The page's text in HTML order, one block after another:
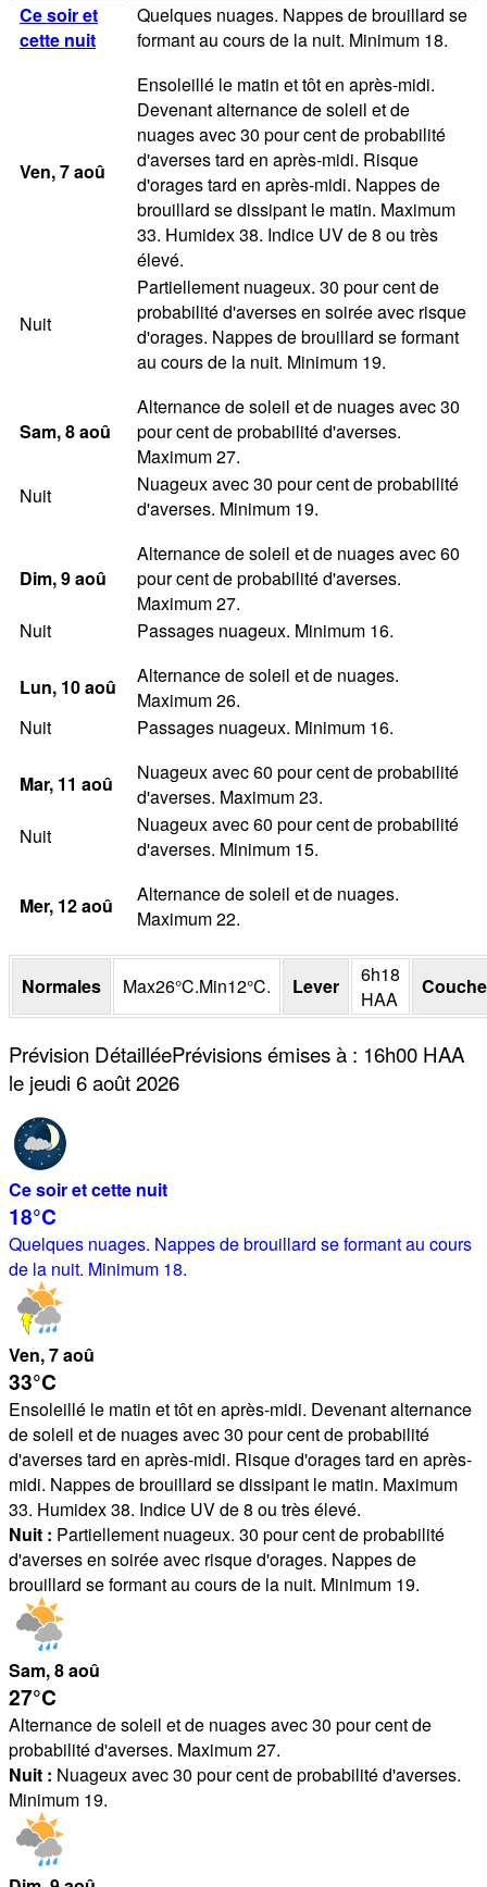
Ce soir et
cette nuit
Quelques nuages. Nappes de brouillard se
formant au cours de la nuit. Minimum 18.
Ven, 7aoû
Ensoleillé le matin et tôt en après-midi.
Devenant alternance de soleil et de
nuages avec 30 pour cent de probabilité
d'averses tard en après-midi. Risque
d'orages tard en après-midi. Nappes de
brouillard se dissipant le matin. Maximum
33. Humidex 38. Indice UV de 8 ou très
élevé.
Nuit
Partiellement nuageux. 30 pour cent de
probabilité d'averses en soirée avec risque
d'orages. Nappes de brouillard se formant
au cours de la nuit. Minimum 19.
Sam, 8aoû
Alternance de soleil et de nuages avec 30
pour cent de probabilité d'averses.
Maximum 27.
Nuit
Nuageux avec 30 pour cent de probabilité
d'averses. Minimum 19.
Dim, 9aoû
Alternance de soleil et de nuages avec 60
pour cent de probabilité d'averses.
Maximum 27.
Nuit
Passages nuageux. Minimum 16.
Lun, 10aoû
Alternance de soleil et de nuages.
Maximum 26.
Nuit
Passages nuageux. Minimum 16.
Mar, 11 aoû
Nuageux avec 60 pour cent de probabilité
d'averses. Maximum 23.
Nuit
Nuageux avec 60 pour cent de probabilité
d'averses. Minimum 15.
Mer, 12aoû
Alternance de soleil et de nuages.
Maximum 22.
Normales Max26°C.Min12°C. Lever
6h18
HAA
Prévision DétailléePrévisions émises à : 16h00 HAA
le jeudi 6 août 2026
Ce soir et cette nuit
18°C
Quelques nuages. Nappes de brouillard se formant au cours
de la nuit. Minimum 18.
Ven, 7aoû
33°C
Ensoleillé le matin et tôt en après-midi. Devenant alternance
de soleil et de nuages avec 30 pour cent de probabilité
d'averses tard en après-midi. Risque d'orages tard en après-
midi. Nappes de brouillard se dissipant le matin. Maximum
33. Humidex 38. Indice UV de 8 ou très élevé.
Nuit : Partiellement nuageux. 30 pour cent de probabilité
d'averses en soirée avec risque d'orages. Nappes de
brouillard se formant au cours de la nuit. Minimum 19.
Sam, 8aoû
27°C
Alternance de soleil et de nuages avec 30 pour cent de
probabilité d'averses. Maximum 27.
Nuit : Nuageux avec 30 pour cent de probabilité d'averses.
Minimum 19.